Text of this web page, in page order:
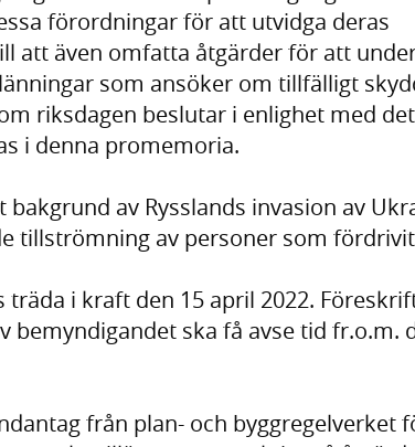
förordningar för att utvidga deras
att även omfatta åtgärder för att
som ansöker om tillfälligt
riksdagen beslutar i enlighet med
i denna promemoria.
bakgrund av Rysslands invasion av
tillströmning av personer som
träda i kraft den 15 april 2022.
bemyndigandet ska få avse tid fr.o.m.
från plan- och byggregelverket